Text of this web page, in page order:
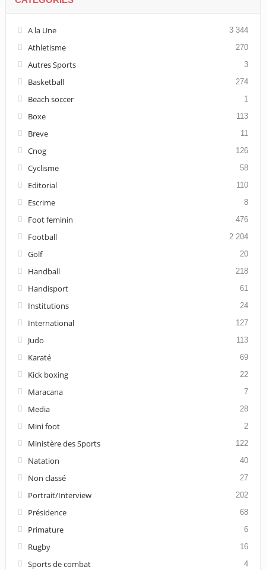
A la Une 3 344
Athletisme 270
Autres Sports 3
Basketball 274
Beach soccer 1
Boxe 113
Breve 11
Cnog 126
Cyclisme 58
Editorial 110
Escrime 8
Foot feminin 476
Football 2 204
Golf 20
Handball 218
Handisport 61
Institutions 24
International 127
Judo 113
Karaté 69
Kick boxing 22
Maracana 7
Media 28
Mini foot 2
Ministère des Sports 122
Natation 40
Non classé 27
Portrait/Interview 202
Présidence 68
Primature 6
Rugby 16
Sports de combat 4